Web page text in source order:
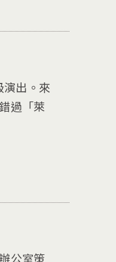
演出。來
過「萊
公室策